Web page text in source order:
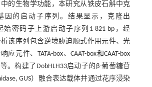
中的生物学功能，本研究从铁皮石斛中克
基因的启动子序列。结果显示，克隆出
始密码子上游启动子序列1 821 bp，经
析该序列包含逆境胁迫顺式作用元件、光
元件、TATA-box、CAAT-box和CAAT-box
。构建了DobHLH33启动子的β-葡萄糖苷
GUS）融合表达载体并通过花序浸染